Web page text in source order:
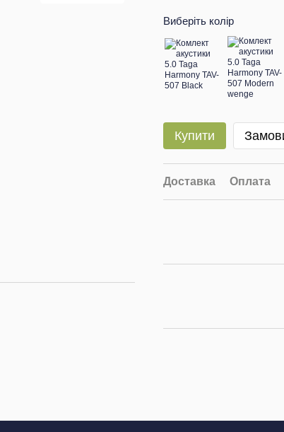
Виберіть колір
Купити
Доставка Оплата